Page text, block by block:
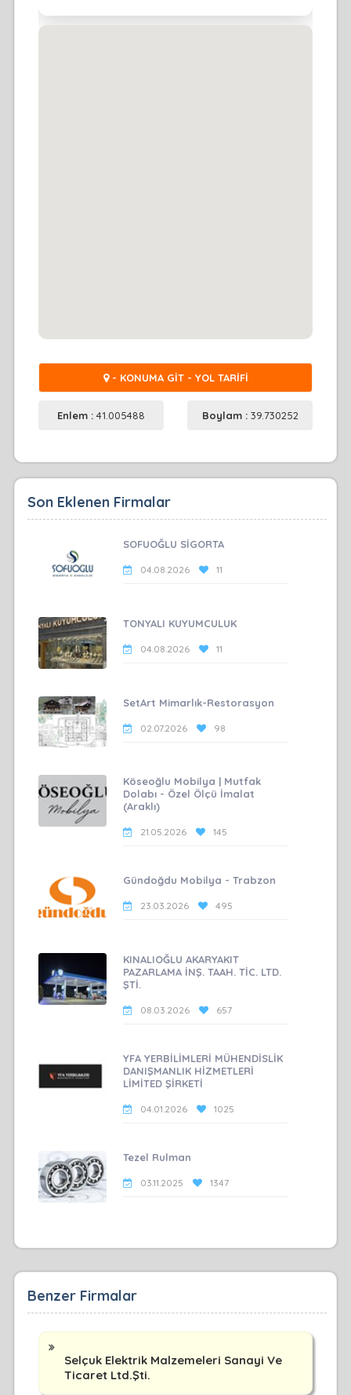
- KONUMA GİT - YOL TARİFİ
Enlem :41.005488 Boylam : 39.730252
Son Eklenen Firmalar
SOFUOĞLU SİGORTA
04.08.2026 11
TONYALI KUYUMCULUK
04.08.2026 11
SetArt Mimarlık-Restorasyon
02.07.2026 98
Köseoğlu Mobilya | Mutfak
Dolabı - Özel Ölçü İmalat
(Araklı)
21.05.2026 145
Gündoğdu Mobilya - Trabzon
23.03.2026 495
KINALIOĞLU AKARYAKIT
PAZARLAMA İNŞ. TAAH. TİC. LTD.
ŞTİ.
08.03.2026 657
YFA YERBİLİMLERİ MÜHENDİSLİK
DANIŞMANLIK HİZMETLERİ
LİMİTED ŞİRKETİ
04.01.2026 1025
Tezel Rulman
03.11.2025 1347
Benzer Firmalar
Selçuk Elektrik Malzemeleri Sanayi Ve
Ticaret Ltd.Şti.